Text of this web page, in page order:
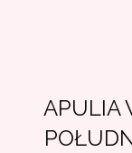
APULIA